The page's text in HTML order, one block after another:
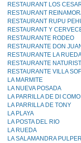
RESTAURANT LOS
RESTAURANT
RESTAURANT RUPU
RESTAURANT Y
RESTAURANTE RODEO
RESTAURANTE DON
RESTAURANTE LA
RESTAURANTE
RESTAURANTE VILLA
LA MARMITE
LA NUEVA POSADA
LA PARRILLA DE DI COMO
LA PARRILLA DE TONY
LA PLAYA
LA POSTA DEL RIO
LA RUEDA
LA SALAMANDRA